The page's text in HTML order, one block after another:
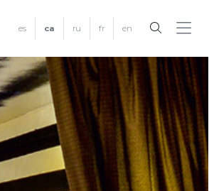
es ca ru fr en